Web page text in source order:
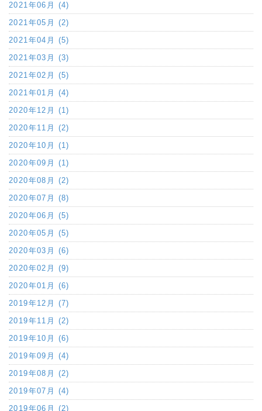
2021年06月 (4)
2021年05月 (2)
2021年04月 (5)
2021年03月 (3)
2021年02月 (5)
2021年01月 (4)
2020年12月 (1)
2020年11月 (2)
2020年10月 (1)
2020年09月 (1)
2020年08月 (2)
2020年07月 (8)
2020年06月 (5)
2020年05月 (5)
2020年03月 (6)
2020年02月 (9)
2020年01月 (6)
2019年12月 (7)
2019年11月 (2)
2019年10月 (6)
2019年09月 (4)
2019年08月 (2)
2019年07月 (4)
2019年06月 (2)